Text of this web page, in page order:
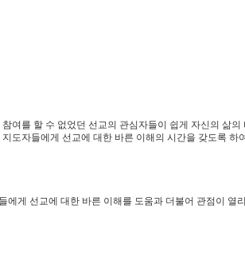
여를 할 수 없었던 선교의 관심자들이 쉽게 자신의 삶의
도자들에게 선교에 대한 바른 이해의 시간을 갖도록 하
에게 선교에 대한 바른 이해를 도움과 더불어 관점이 열